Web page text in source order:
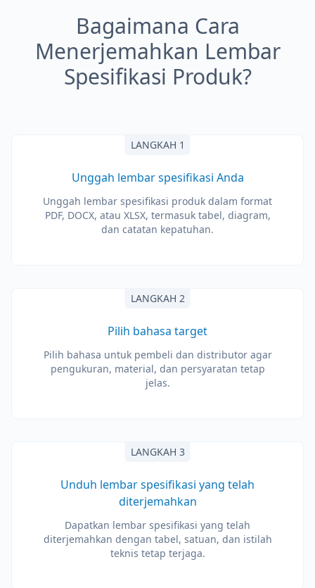
Bagaimana Cara
Menerjemahkan Lembar
Spesifikasi Produk?
LANGKAH 1
Unggah lembar spesifikasi Anda
Unggah lembar spesifikasi produk dalam format
PDF, DOCX, atau XLSX, termasuk tabel, diagram,
dan catatan kepatuhan.
LANGKAH 2
Pilih bahasa target
Pilih bahasa untuk pembeli dan distributor agar
pengukuran, material, dan persyaratan tetap
jelas.
LANGKAH 3
Unduh lembar spesifikasi yang telah
diterjemahkan
Dapatkan lembar spesifikasi yang telah
diterjemahkan dengan tabel, satuan, dan istilah
teknis tetap terjaga.